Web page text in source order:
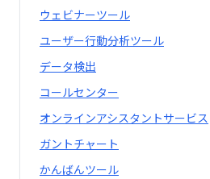
ウェビナーツール
ユーザー行動分析ツール
データ検出
コールセンター
オンラインアシスタントサービス
ガントチャート
かんばんツール